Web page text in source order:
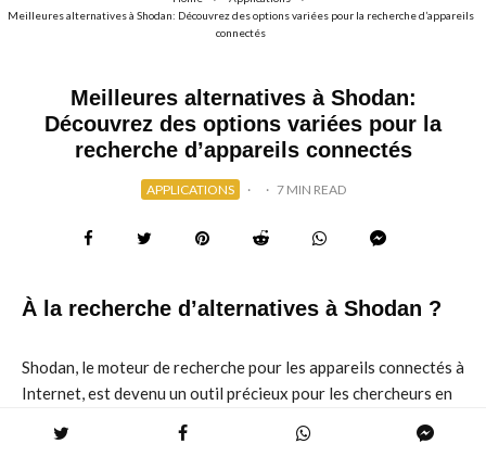
Meilleures alternatives à Shodan: Découvrez des options variées pour la recherche d’appareils
connectés
Meilleures alternatives à Shodan:
Découvrez des options variées pour la
recherche d’appareils connectés
APPLICATIONS · · 7 MIN READ
À la recherche d’alternatives à Shodan ?
Shodan, le moteur de recherche pour les appareils connectés à
Internet, est devenu un outil précieux pour les chercheurs en
interface parfois complexe et ses fonctionnalités payantes